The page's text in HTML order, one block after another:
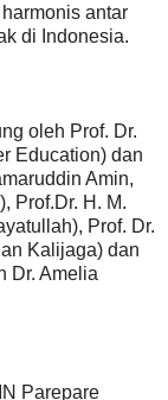
antar
di Indonesia.
oleh Prof. Dr.
Education) dan
Amin,
Prof.Dr. H. M.
Prof. Dr.
Kalijaga) dan
Dr. Amelia
Parepare